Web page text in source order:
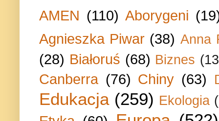
AMEN (110) Aborygeni
Agnieszka Piwar (38) Anna
(28) Białoruś (68) Biznes
Canberra (76) Chiny (63)
Edukacja (259) Ekologia